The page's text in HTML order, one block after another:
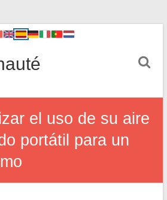
el uso de su aire
portátil para un